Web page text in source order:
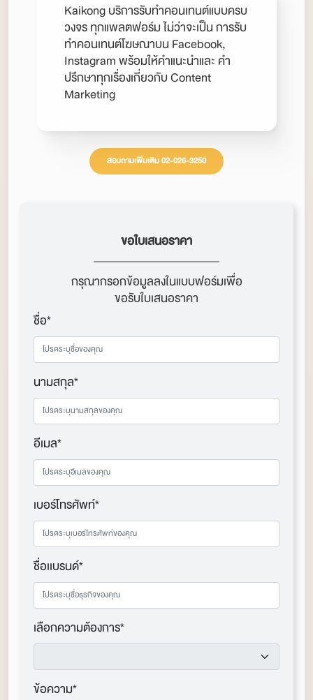
Kaikong บริการรับทำคอนเทนต์แบบครบ
วงจร ทุกแพลตฟอร์ม ไม่ว่าจะเป็น การรับ
ทำคอนเทนต์โฆษณาบน Facebook,
Instagram พร้อมให้คำแนะนำและ คำ
ปรึกษาทุกเรื่องเกี่ยวกับ Content
Marketing
สอบถามเพิ่มเติม 02-026-3250
ขอใบเสนอราคา
กรุณากรอกข้อมูลลงในแบบฟอร์มเพื่อ
ขอรับใบเสนอราคา
ชื่อ*
นามสกุล*
อีเมล*
เบอร์โทรศัพท์*
ชื่อเเบรนด์*
เลือกความต้องการ*
ข้อความ*